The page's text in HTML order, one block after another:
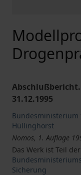
31.12.1995
Hüllinghorst
Nomos, 1. Auflage
Das Werk ist Teil
Sicherung